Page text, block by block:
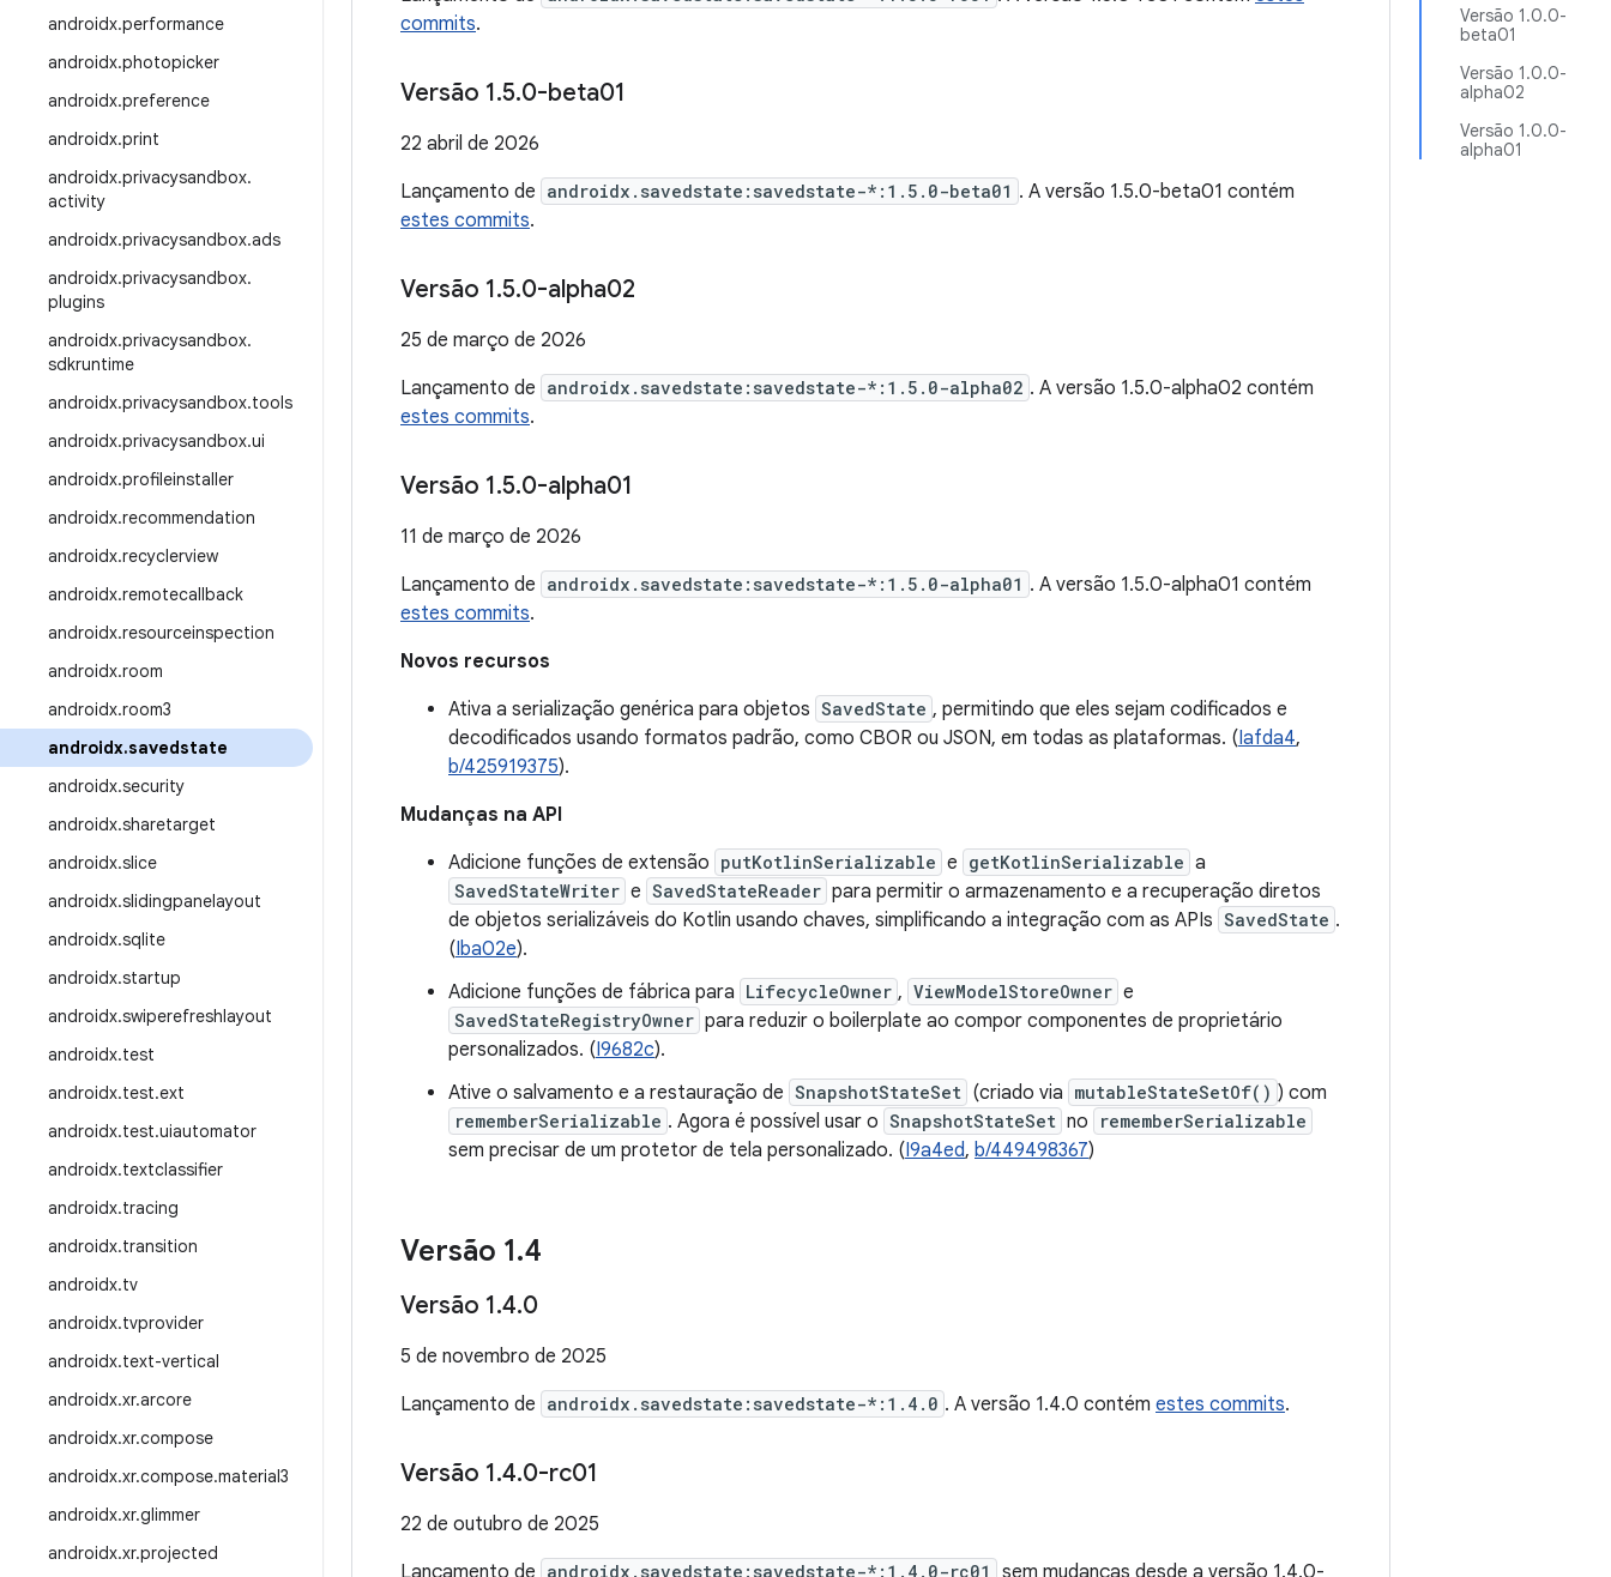
androidx.performance
androidx.photopicker
androidx.preference
androidx.print
androidx.privacysandbox.
activity
androidx.privacysandbox.ads
androidx.privacysandbox.
plugins
androidx.privacysandbox.
sdkruntime
androidx.privacysandbox.tools
androidx.privacysandbox.ui
androidx.profileinstaller
androidx.recommendation
androidx.recyclerview
androidx.remotecallback
androidx.resourceinspection
androidx.room
androidx.room3
androidx.savedstate
androidx.security
androidx.sharetarget
androidx.slice
androidx.slidingpanelayout
androidx.sqlite
androidx.startup
androidx.swiperefreshlayout
androidx.test
androidx.test.ext
androidx.test.uiautomator
androidx.textclassifier
androidx.tracing
androidx.transition
androidx.tv
androidx.tvprovider
androidx.text-vertical
androidx.xr.arcore
androidx.xr.compose
androidx.xr.compose.material3
androidx.xr.glimmer
androidx.xr.projected
Versão 1.0.0-
beta01
Versão 1.0.0-
alpha02
Versão 1.0.0-
alpha01
commits.
Versão 1.5.0-beta01
22 abril de 2026
Lançamento de androidx.savedstate:savedstate-*:1.5.0-beta01 . A versão 1.5.0-beta01 contém
estes commits.
Versão 1.5.0-alpha02
25 de março de 2026
Lançamento de androidx.savedstate:savedstate-*:1.5.0-alpha02 . A versão 1.5.0-alpha02 contém
estes commits.
Versão 1.5.0-alpha01
11 de março de 2026
Lançamento de androidx.savedstate:savedstate-*:1.5.0-alpha01 . A versão 1.5.0-alpha01 contém
estes commits.
Novos recursos
Ativa a serialização genérica para objetos SavedState , permitindo que eles sejam codificados e
decodificados usando formatos padrão, como CBOR ou JSON, em todas as plataformas. (Iafda4,
b/425919375).
Mudanças na API
Adicione funções de extensão putKotlinSerializable e getKotlinSerializable a
SavedStateWriter e SavedStateReader para permitir o armazenamento e a recuperação diretos
de objetos serializáveis do Kotlin usando chaves, simplificando a integração com as APIs SavedState .
(Iba02e).
Adicione funções de fábrica para LifecycleOwner , ViewModelStoreOwner e
SavedStateRegistryOwner para reduzir o boilerplate ao compor componentes de proprietário
personalizados. (I9682c).
Ative o salvamento e a restauração de SnapshotStateSet (criado via mutableStateSetOf() ) com
rememberSerializable . Agora é possível usar o SnapshotStateSet no rememberSerializable
sem precisar de um protetor de tela personalizado. (I9a4ed, b/449498367)
Versão 1.4
Versão 1.4.0
5 de novembro de 2025
Lançamento de androidx.savedstate:savedstate-*:1.4.0 . A versão 1.4.0 contém estes commits.
Versão 1.4.0-rc01
22 de outubro de 2025
Lançamento de androidx.savedstate:savedstate-*:1.4.0-rc01 sem mudanças desde a versão 1.4.0-